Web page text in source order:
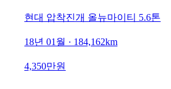
현대 압착진개 올뉴마이티 5.6톤
18년 01월 · 184,162km
4,350만원